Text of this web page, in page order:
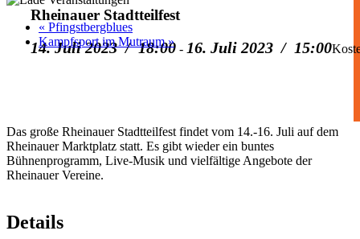
Rheinauer Stadtteilfest
14. Juli 2023 / 18:00 - 16. Juli 2023 / 15:00
« Pfingstbergblues
Kampfsport im Mutraum»
Das große Rheinauer Stadtteilfest findet vom 14.-16. Juli auf dem
Rheinauer Marktplatz statt. Es gibt wieder ein buntes
Bühnenprogramm, Live-Musik und vielfältige Angebote der
Rheinauer Vereine.
Details